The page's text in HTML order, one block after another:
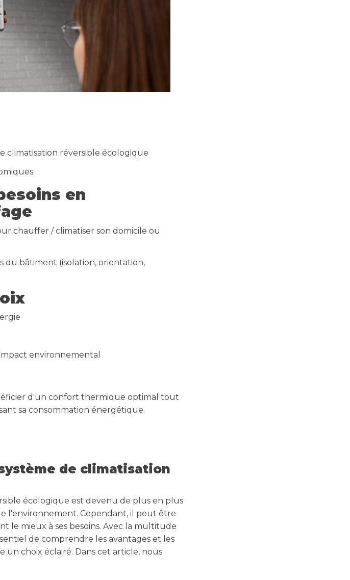
climatisation réversible écologique
en
chauffer / climatiser son domicile ou
du bâtiment (isolation, orientation,
environnemental
d'un confort thermique optimal tout
sa consommation énergétique.
de climatisation
écologique est devenu de plus en plus
l'environnement. Cependant, il peut être
le mieux à ses besoins. Avec la multitude
de comprendre les avantages et les
choix éclairé. Dans cet article, nous